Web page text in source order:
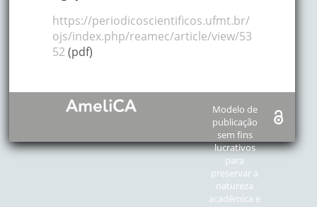
https://periodicoscientificos.ufmt.br/
ojs/index.php/reamec/article/view/53
52 (pdf)
Modelo de
publicação
sem fins
lucrativos
para
preservar a
natureza
acadêmica e